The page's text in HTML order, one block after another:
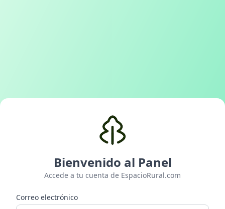
Bienvenido al Panel
Accede a tu cuenta de EspacioRural.com
Correo electrónico